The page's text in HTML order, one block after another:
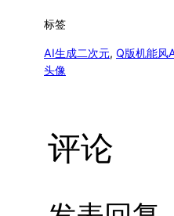
标签
AI生成二次元, Q版机能风
头像
评论